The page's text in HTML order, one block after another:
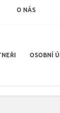
O NÁS
OSOBNÍ